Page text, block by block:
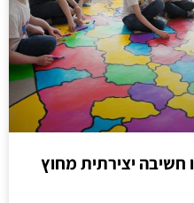
חשיבה יצירתית מחוץ